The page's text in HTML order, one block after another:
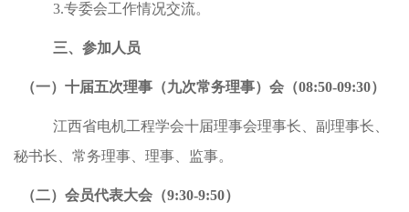
3.专委会工作情况交流。
三、 参加人员
（一） 十届五次理事（九次常务理事）会（08:50-09:30）
江西省电机工程学会十届理事会理事长、副理事长、
秘书长、常务理事、理事、监事。
（二） 会员代表大会（9:30-9:50）